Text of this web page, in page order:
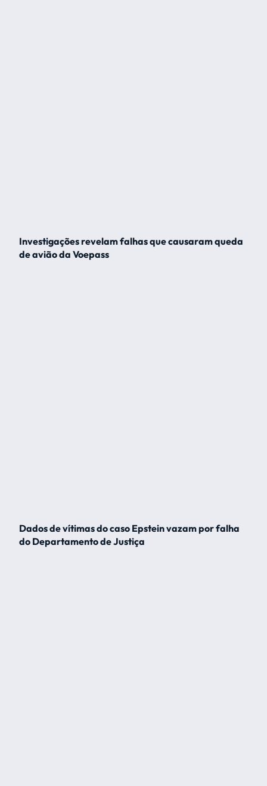
Investigações revelam falhas que causaram queda
de avião da Voepass
Dados de vítimas do caso Epstein vazam por falha
do Departamento de Justiça